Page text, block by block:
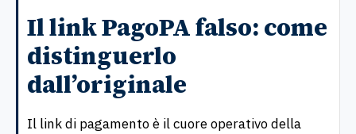
Il link PagoPA falso: come
distinguerlo
dall’originale
Il link di pagamento è il cuore operativo della